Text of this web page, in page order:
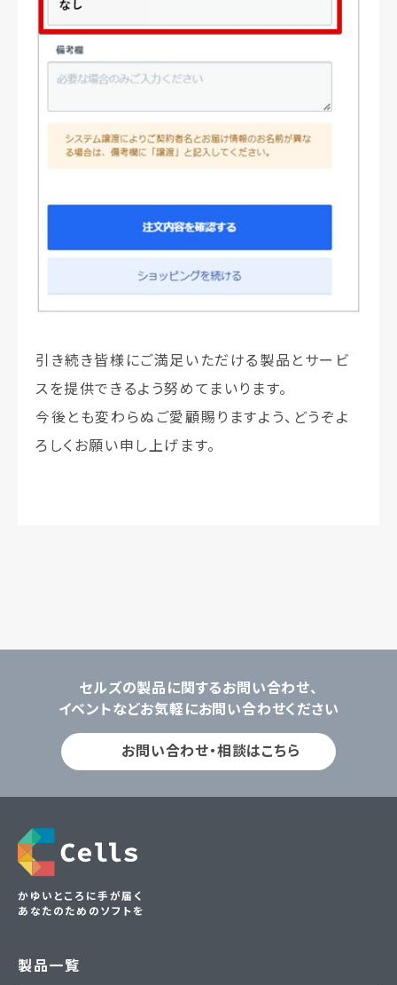
引き続き皆様にご満足いただける製品とサービ
スを提供できるよう努めてまいります。
今後とも変わらぬご愛顧賜りますよう、どうぞよ
ろしくお願い申し上げます。
セルズの製品に関するお問い合わせ、
イベントなどお気軽にお問い合わせください
お問い合わせ・相談はこちら
かゆいところに手が届く
あなたのためのソフトを
製品一覧